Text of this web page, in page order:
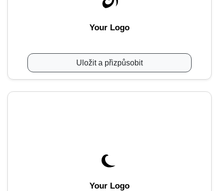
Your Logo
Uložit a přizpůsobit
Your Logo